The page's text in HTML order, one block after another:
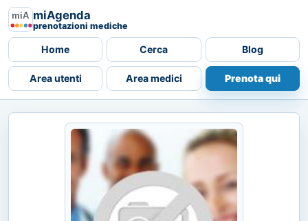
miAgenda
prenotazioni mediche
Home Cerca Blog
Area utenti Area medici Prenota qui